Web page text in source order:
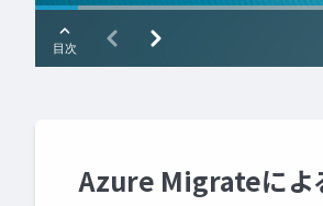
Azure Migrateによ